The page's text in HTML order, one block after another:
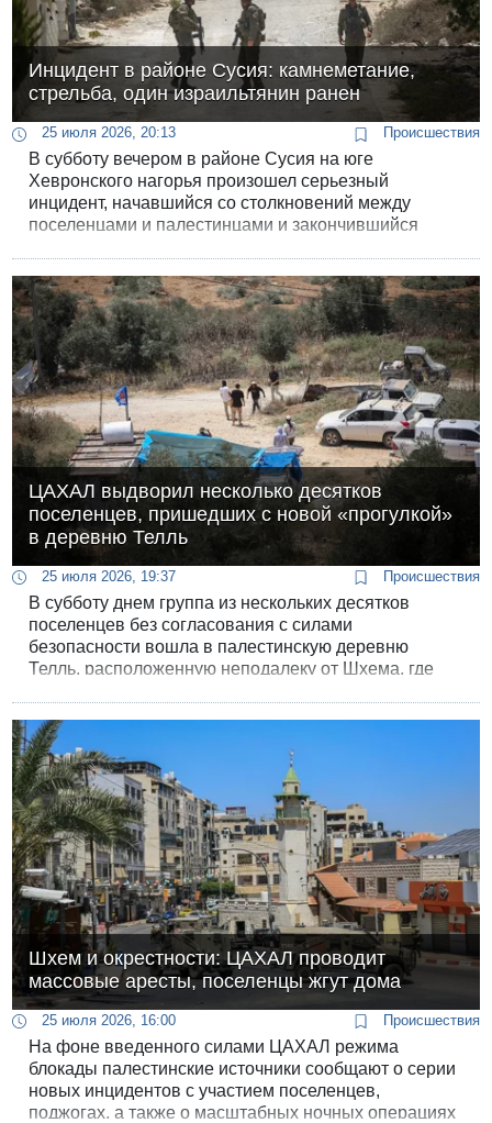
Инцидент в районе Сусия: камнеметание,
стрельба, один израильтянин ранен
25 июля 2026, 20:13 Происшествия
В субботу вечером в районе Сусия на юге
Хевронского нагорья произошел серьезный
инцидент, начавшийся со столкновений между
поселенцами и палестинцами и закончившийся
ЦАХАЛ выдворил несколько десятков
поселенцев, пришедших с новой «прогулкой»
в деревню Телль
25 июля 2026, 19:37 Происшествия
В субботу днем группа из нескольких десятков
поселенцев без согласования с силами
безопасности вошла в палестинскую деревню
Телль, расположенную неподалеку от Шхема, где
вооруженной “туристической прогулки".
Шхем и окрестности: ЦАХАЛ проводит
массовые аресты, поселенцы жгут дома
25 июля 2026, 16:00 Происшествия
На фоне введенного силами ЦАХАЛ режима
блокады палестинские источники сообщают о серии
новых инцидентов с участием поселенцев,
поджогах, а также о масштабных ночных операциях